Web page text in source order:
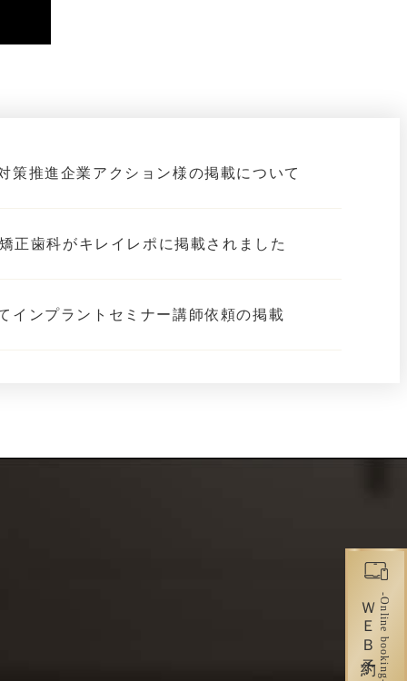
-Online booking-
ＷＥＢ予約
策推進企業アクション様の掲載について
正歯科がキレイレポに掲載されました
インプラントセミナー講師依頼の掲載